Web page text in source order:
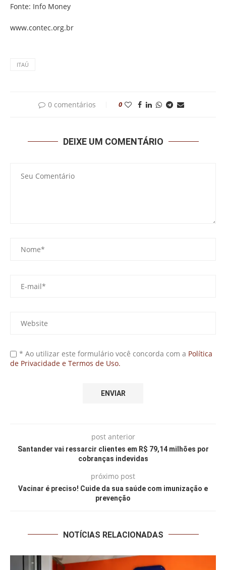
Fonte: Info Money
www.contec.org.br
ITAÚ
0 comentários 0
DEIXE UM COMENTÁRIO
* Ao utilizar este formulário você concorda com a Política
de Privacidade e Termos de Uso.
post anterior
Santander vai ressarcir clientes em R$ 79,14 milhões por
cobranças indevidas
próximo post
Vacinar é preciso! Cuide da sua saúde com imunização e
prevenção
NOTÍCIAS RELACIONADAS